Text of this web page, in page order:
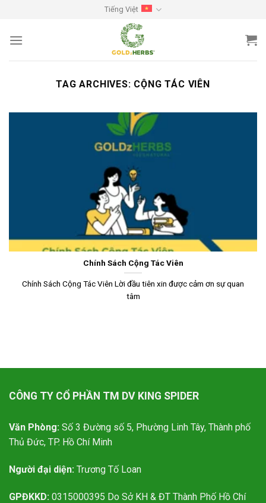
content
Tiếng Việt
TAG ARCHIVES: CỘNG TÁC VIÊN
Chính Sách Cộng Tác Viên
Chính Sách Cộng Tác Viên Lời đầu tiên xin được cảm ơn sự quan
tâm
CÔNG TY CỔ PHẦN TM DV KING SPIDER
Văn Phòng: Số 3 Đường số 5, Phường Linh Tây, Thành phố
Thủ Đức, TP. Hồ Chí Minh
Người đại diện: Trương Tố Loan
GPĐKKD: 0315000395 Do Sở KH & ĐT Thành Phố Hồ Chí